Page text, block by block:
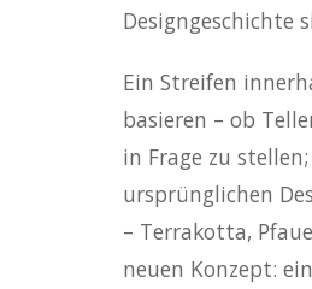
Designgeschichte
Ein Streifen
basieren – ob
in Frage zu
ursprünglichen
– Terrakotta,
neuen Konzept: